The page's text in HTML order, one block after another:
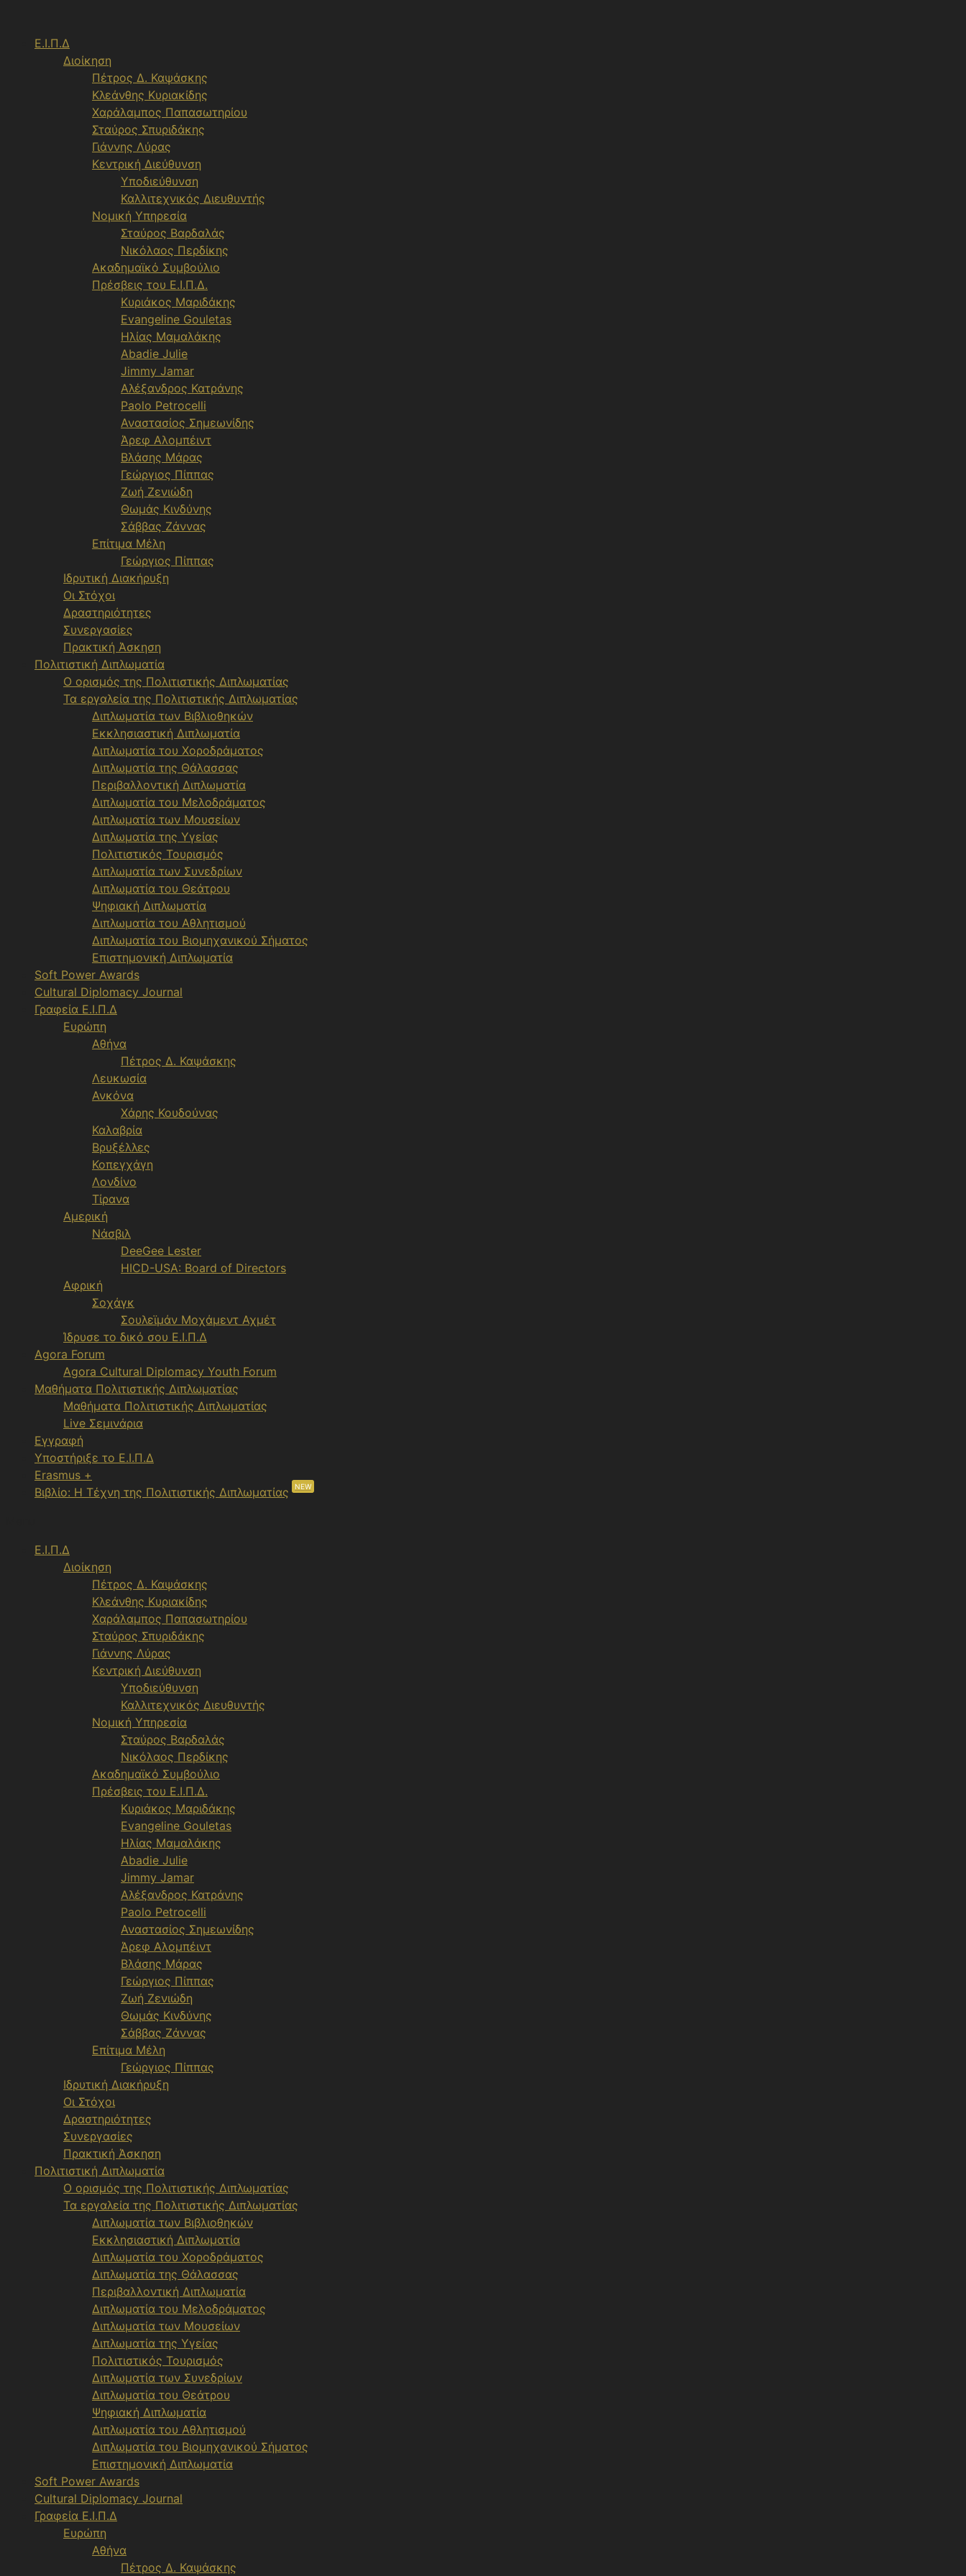
περιεχόμενο
Ε.Ι.Π.Δ
Διοίκηση
Πέτρος Δ. Καψάσκης
Κλεάνθης Κυριακίδης
Χαράλαμπος Παπασωτηρίου
Σταύρος Σπυριδάκης
Γιάννης Λύρας
Κεντρική Διεύθυνση
Υποδιεύθυνση
Καλλιτεχνικός Διευθυντής
Νομική Υπηρεσία
Σταύρος Βαρδαλάς
Νικόλαος Περδίκης
Ακαδημαϊκό Συμβούλιο
Πρέσβεις του Ε.Ι.Π.Δ.
Κυριάκος Μαριδάκης
Evangeline Gouletas
Ηλίας Μαμαλάκης
Abadie Julie
Jimmy Jamar
Αλέξανδρος Κατράνης
Paolo Petrocelli
Αναστασίος Σημεωνίδης
Άρεφ Αλομπέιντ
Βλάσης Μάρας
Γεώργιος Πίππας
Ζωή Ζενιώδη
Θωμάς Κινδύνης
Σάββας Ζάννας
Επίτιμα Μέλη
Γεώργιος Πίππας
Ιδρυτική Διακήρυξη
Οι Στόχοι
Δραστηριότητες
Συνεργασίες
Πρακτική Άσκηση
Πολιτιστική Διπλωματία
Ο ορισμός της Πολιτιστικής Διπλωματίας
Τα εργαλεία της Πολιτιστικής Διπλωματίας
Διπλωματία των Βιβλιοθηκών
Εκκλησιαστική Διπλωματία
Διπλωματία του Χοροδράματος
Διπλωματία της Θάλασσας
Περιβαλλοντική Διπλωματία
Διπλωματία του Μελοδράματος
Διπλωματία των Μουσείων
Διπλωματία της Υγείας
Πολιτιστικός Τουρισμός
Διπλωματία των Συνεδρίων
Διπλωματία του Θεάτρου
Ψηφιακή Διπλωματία
Διπλωματία του Αθλητισμού
Διπλωματία του Βιομηχανικού Σήματος
Επιστημονική Διπλωματία
Soft Power Awards
Cultural Diplomacy Journal
Γραφεία Ε.Ι.Π.Δ
Ευρώπη
Αθήνα
Πέτρος Δ. Καψάσκης
Λευκωσία
Ανκόνα
Χάρης Κουδούνας
Καλαβρία
Βρυξέλλες
Κοπεγχάγη
Λονδίνο
Τίρανα
Αμερική
Νάσβιλ
DeeGee Lester
HICD-USA: Board of Directors
Αφρική
Σοχάγκ
Σουλεϊμάν Μοχάμεντ Αχμέτ
Ίδρυσε το δικό σου Ε.Ι.Π.Δ
Agora Forum
Agora Cultural Diplomacy Youth Forum
Μαθήματα Πολιτιστικής Διπλωματίας
Μαθήματα Πολιτιστικής Διπλωματίας
Live Σεμινάρια
Εγγραφή
Υποστήριξε το Ε.Ι.Π.Δ
Erasmus +
Βιβλίο: Η Τέχνη της Πολιτιστικής Διπλωματίας
NEW
Ε.Ι.Π.Δ
Διοίκηση
Πέτρος Δ. Καψάσκης
Κλεάνθης Κυριακίδης
Χαράλαμπος Παπασωτηρίου
Σταύρος Σπυριδάκης
Γιάννης Λύρας
Κεντρική Διεύθυνση
Υποδιεύθυνση
Καλλιτεχνικός Διευθυντής
Νομική Υπηρεσία
Σταύρος Βαρδαλάς
Νικόλαος Περδίκης
Ακαδημαϊκό Συμβούλιο
Πρέσβεις του Ε.Ι.Π.Δ.
Κυριάκος Μαριδάκης
Evangeline Gouletas
Ηλίας Μαμαλάκης
Abadie Julie
Jimmy Jamar
Αλέξανδρος Κατράνης
Paolo Petrocelli
Αναστασίος Σημεωνίδης
Άρεφ Αλομπέιντ
Βλάσης Μάρας
Γεώργιος Πίππας
Ζωή Ζενιώδη
Θωμάς Κινδύνης
Σάββας Ζάννας
Επίτιμα Μέλη
Γεώργιος Πίππας
Ιδρυτική Διακήρυξη
Οι Στόχοι
Δραστηριότητες
Συνεργασίες
Πρακτική Άσκηση
Πολιτιστική Διπλωματία
Ο ορισμός της Πολιτιστικής Διπλωματίας
Τα εργαλεία της Πολιτιστικής Διπλωματίας
Διπλωματία των Βιβλιοθηκών
Εκκλησιαστική Διπλωματία
Διπλωματία του Χοροδράματος
Διπλωματία της Θάλασσας
Περιβαλλοντική Διπλωματία
Διπλωματία του Μελοδράματος
Διπλωματία των Μουσείων
Διπλωματία της Υγείας
Πολιτιστικός Τουρισμός
Διπλωματία των Συνεδρίων
Διπλωματία του Θεάτρου
Ψηφιακή Διπλωματία
Διπλωματία του Αθλητισμού
Διπλωματία του Βιομηχανικού Σήματος
Επιστημονική Διπλωματία
Soft Power Awards
Cultural Diplomacy Journal
Γραφεία Ε.Ι.Π.Δ
Ευρώπη
Αθήνα
Πέτρος Δ. Καψάσκης